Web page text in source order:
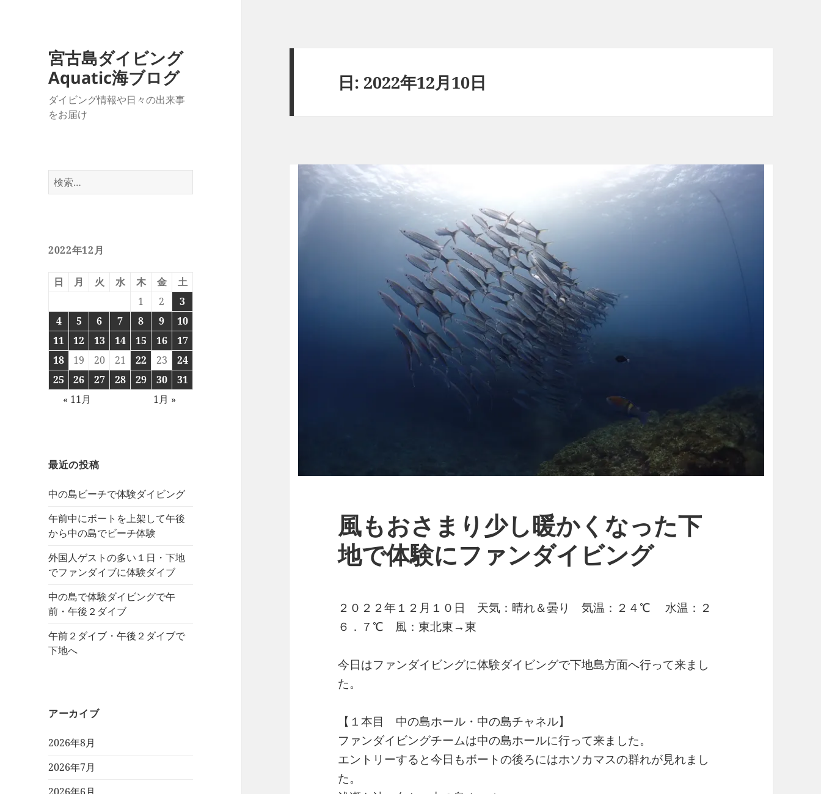
宮古島ダイビング
Aquatic海ブログ
ダイビング情報や日々の出来事
をお届け
検
索:
2022年12月
日 月 火 水 木 金
土
1
2
3
4
5 6 7 8 9
10
11
12 13 14 15 16
17
18
19 20 21 22 23
24
25
26 27 28 29 30
31
« 11月
1月 »
最近の投稿
中の島ビーチで体験ダイビング
午前中にボートを上架して午後
から中の島でビーチ体験
外国人ゲストの多い１日・下地
でファンダイブに体験ダイブ
中の島で体験ダイビングで午
前・午後２ダイブ
午前２ダイブ・午後２ダイブで
下地へ
アーカイブ
2026年8月
2026年7月
日: 2022年12月10日
風もおさまり少し暖かくなった下
地で体験にファンダイビング
２０２２年１２月１０日 天気：晴れ＆曇り 気温：２４℃ 水温：２
６．７℃ 風：東北東→東
今日はファンダイビングに体験ダイビングで下地島方面へ行って来まし
た。
【１本目 中の島ホール・中の島チャネル】
ファンダイビングチームは中の島ホールに行って来ました。
エントリーすると今日もボートの後ろにはホソカマスの群れが見れまし
た。